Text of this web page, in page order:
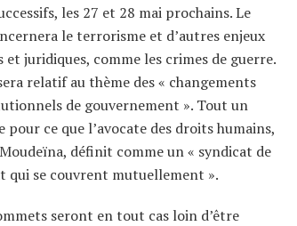
les 27 et 28 mai prochains. Le
le terrorisme et d’autres enjeux
et juridiques, comme les crimes de guerre.
relatif au thème des « changements
de gouvernement ». Tout un
pour ce que l’avocate des droits humains,
définit comme un « syndicat de
qui se couvrent mutuellement ».
seront en tout cas loin d’être